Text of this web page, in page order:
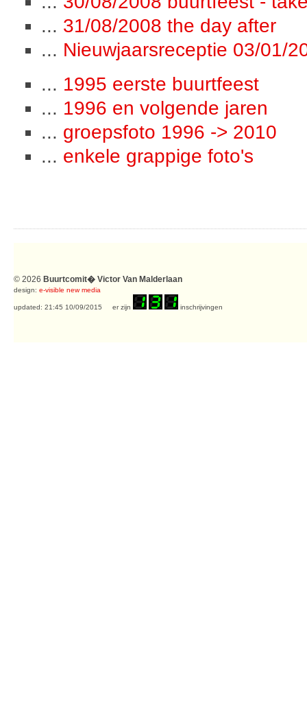
... 31/08/2008 the day after
... Nieuwjaarsreceptie 03/01/
... 1995 eerste buurtfeest
... 1996 en volgende jaren
... groepsfoto 1996 -> 2010
... enkele grappige foto's
© 2026 Buurtcomit� Victor Van Malderlaan
design: e-visible new media
updated: 21:45 10/09/2015 er zijn inschrijvingen